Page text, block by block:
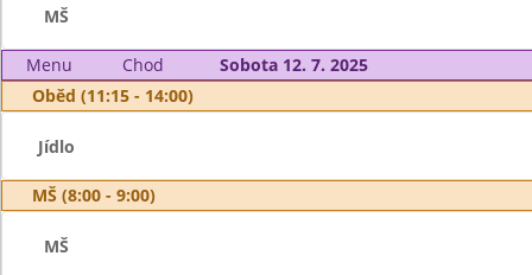
MŠ
Menu Chod
Sobota 12. 7. 2025
Oběd (11:15 - 14:00)
Jídlo
MŠ (8:00 - 9:00)
MŠ